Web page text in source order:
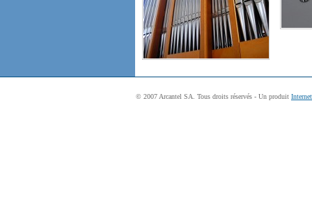
© 2007 Arcantel SA. Tous droits réservés - Un produit